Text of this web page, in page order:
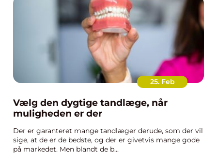
25. Feb
Vælg den dygtige tandlæge, når
muligheden er der
Der er garanteret mange tandlæger derude, som der vil
sige, at de er de bedste, og der er givetvis mange gode
på markedet. Men blandt de b...